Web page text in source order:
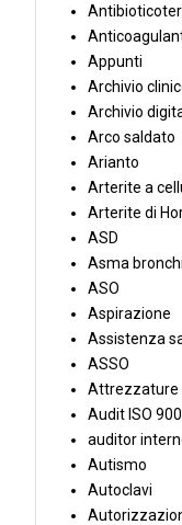
Appunti
Archivio
Archivio
Arco saldato
Arianto
Arterite a
Arterite di
ASD
Asma
ASO
Aspirazione
Assistenza
ASSO
Attrezzature
Audit ISO
auditor
Autismo
Autoclavi